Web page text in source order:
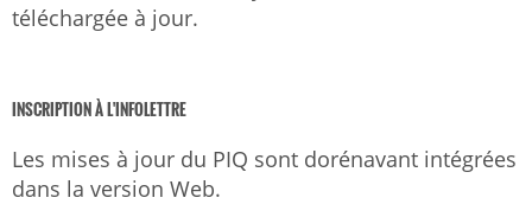
téléchargée à jour.
INSCRIPTION À L'INFOLETTRE
Les mises à jour du PIQ sont dorénavant intégrées
dans la version Web.